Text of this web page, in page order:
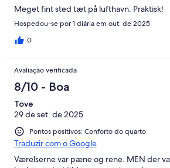
Meget fint sted tæt på lufthavn. Praktisk!
Hospedou-se por 1 diária em out. de 2025
0
Avaliação verificada
8/10 - Boa
Tove
29 de set. de 2025
Pontos positivos: Conforto do quarto
Traduzir com o Google
Værelserne var pæne og rene. MEN der